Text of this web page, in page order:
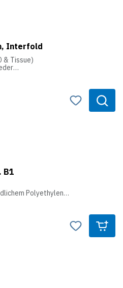
Interfold
& Tissue)
B1
Polyethylen